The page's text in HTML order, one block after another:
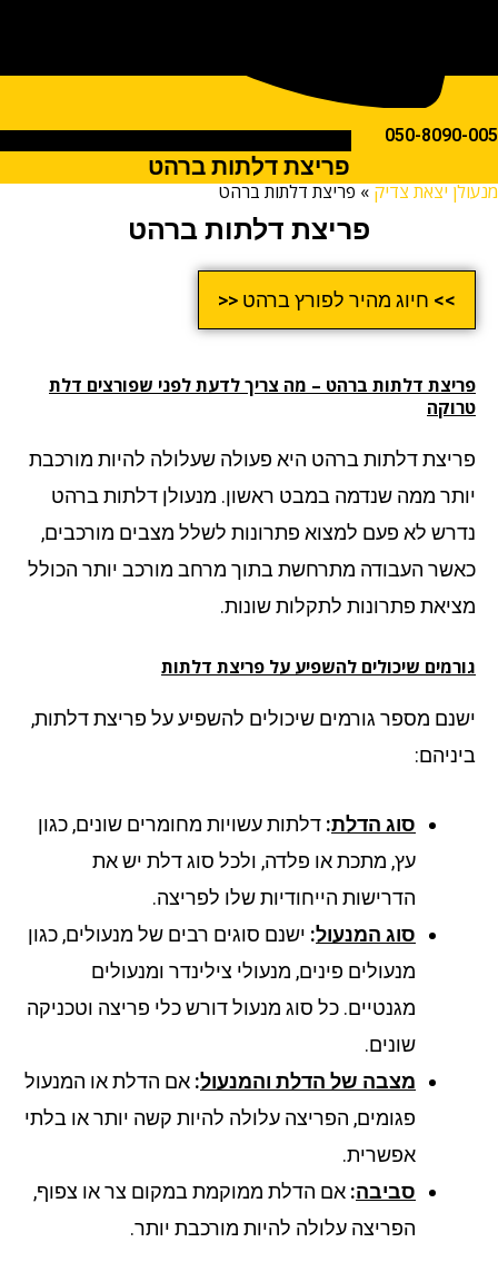
050-
פריצת דלתות ברהט
יצאת צדיק»פריצת דלתות ברהט
פריצת דלתות ברהט
>> חיוג מהיר לפורץ ברהט <<
דלתות ברהט– מה צריך לדעת לפני שפורצים דלת
דלתות ברהט היא פעולה שעלולה להיות מורכבת
ממה שנדמה במבט ראשון. מנעולן דלתות ברהט
לא פעם למצוא פתרונות לשלל מצבים מורכבים,
העבודה מתרחשת בתוך מרחב מורכב יותר הכולל
פתרונות לתקלות שונות.
שיכולים להשפיע על פריצת דלתות
מספר גורמים שיכולים להשפיע על פריצת דלתות,
סוג הדלת:דלתות עשויות מחומרים שונים, כגון
עץ, מתכת או פלדה, ולכל סוג דלת יש את
הדרישות הייחודיות שלו לפריצה.
סוג המנעול:ישנם סוגים רבים של מנעולים, כגון
מנעולים פינים, מנעולי צילינדר ומנעולים
מגנטיים. כל סוג מנעול דורש כלי פריצה וטכניקה
שונים.
מצבה של הדלת והמנעול:אם הדלת או המנעול
פגומים, הפריצה עלולה להיות קשה יותר או בלתי
אפשרית.
סביבה:אם הדלת ממוקמת במקום צר או צפוף,
הפריצה עלולה להיות מורכבת יותר.